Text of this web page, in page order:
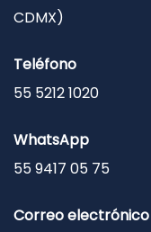
CDMX)
Teléfono
55 5212 1020
WhatsApp
55 9417 05 75
Correo electrónico